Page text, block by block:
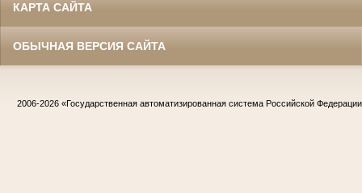
КАРТА САЙТА
ОБЫЧНАЯ ВЕРСИЯ САЙТА
2006-2026 «Государственная автоматизированная система Российской